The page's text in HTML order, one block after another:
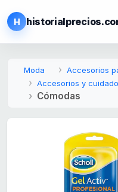
H
Moda
Accesorios
Accesorios y
Cómodas